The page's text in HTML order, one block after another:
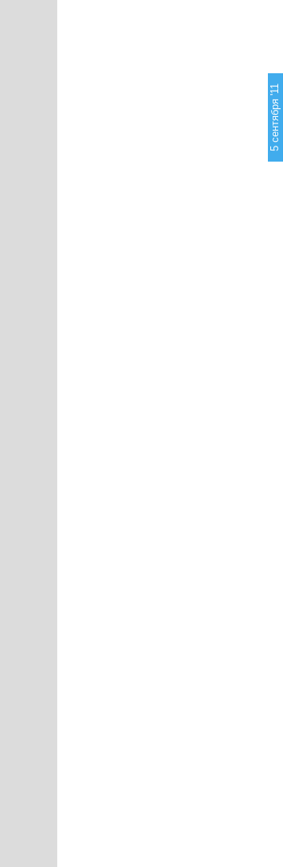
5 сентября '11